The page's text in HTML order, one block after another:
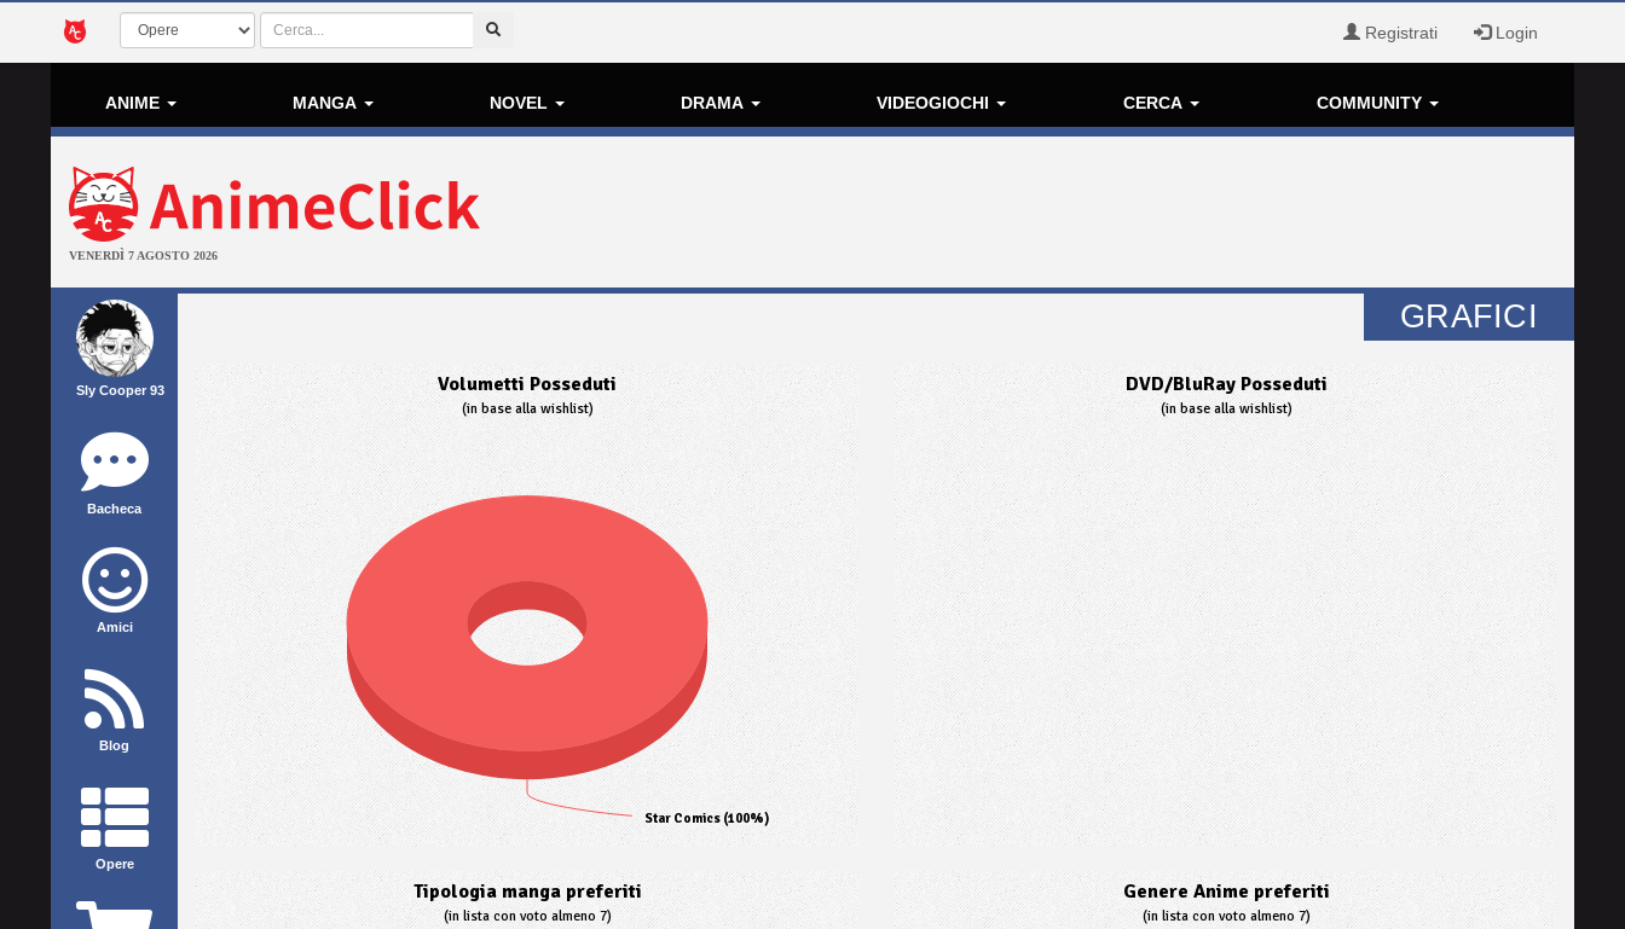
Registrati Login
ANIME MANGA NOVEL DRAMA VIDEOGIOCHI CERCA COMMUNITY
VENERDÌ 7 AGOSTO 2026
Sly Cooper 93
Bacheca
Amici
Blog
Opere
GRAFICI
Volumetti Posseduti
(in base alla wishlist)
Star Comics (100%)
DVD/BluRay Posseduti
(in base alla wishlist)
Tipologia manga preferiti
(in lista con voto almeno 7)
Genere Anime preferiti
(in lista con voto almeno 7)